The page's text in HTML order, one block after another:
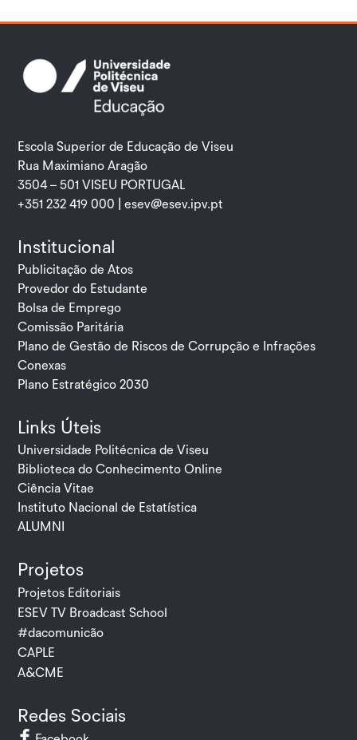
Escola Superior de Educação de Viseu
Rua Maximiano Aragão
3504 – 501 VISEU PORTUGAL
+351 232 419 000 |esev@esev.ipv.pt
Institucional
Publicitação de Atos
Provedor do Estudante
Bolsa de Emprego
Comissão Paritária
Plano de Gestão de Riscos de Corrupção e Infrações
Conexas
Plano Estratégico 2030
Links Úteis
Universidade Politécnica de Viseu
Biblioteca do Conhecimento Online
Ciência Vitae
Instituto Nacional de Estatística
ALUMNI
Projetos
Projetos Editoriais
ESEV TV Broadcast School
#dacomunicão
CAPLE
A&CME
Redes Sociais